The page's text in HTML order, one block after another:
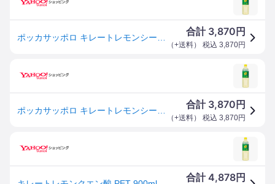
合計 3,870 円
（+送料） 税込 3,870円
合計 3,870 円
（+送料） 税込 3,870円
合計4,878円